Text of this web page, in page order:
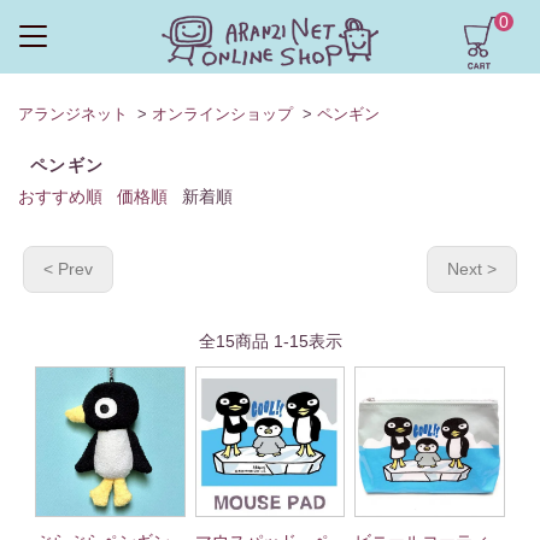
0
アランジネット > オンラインショップ > ペンギン
ペンギン
おすすめ順
価格順 新着順
< Prev Next >
全15商品 1-15表示